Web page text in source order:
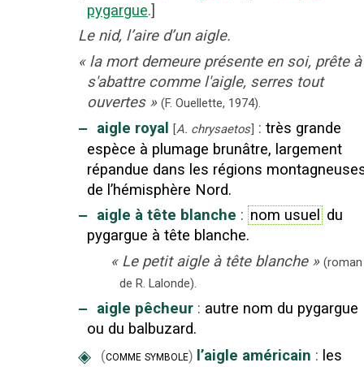
pygargue.]
Le nid, l’aire d’un aigle.
« la mort demeure présente en soi, prête à
s'abattre comme l'aigle, serres tout
ouvertes » (F. Ouellette, 1974).
‒ aigle royal [A. chrysaetos] : très grande
espèce à plumage brunâtre, largement
répandue dans les régions
de l’hémisphère Nord.
‒ aigle à tête blanche : nom usuel
du
pygargue à tête blanche.
« Le petit aigle à tête blanche » (roman
de R. Lalonde).
‒ aigle pêcheur : autre nom du pygargue
ou du balbuzard.
◈ (comme symbole) l’aigle américain : les